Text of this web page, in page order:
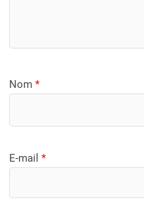
Nom*
E-mail*